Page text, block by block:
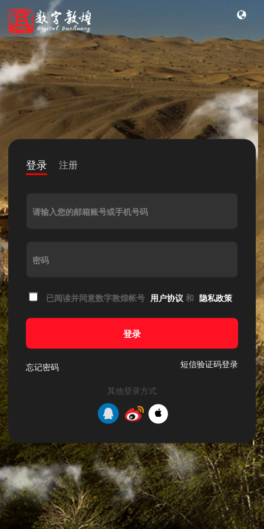
登录 注册
请输入您的邮箱账号或手机号码
密码
已阅读并同意数字敦煌帐号 用户协议 和 隐私政策
登录
忘记密码 短信验证码登录
其他登录方式